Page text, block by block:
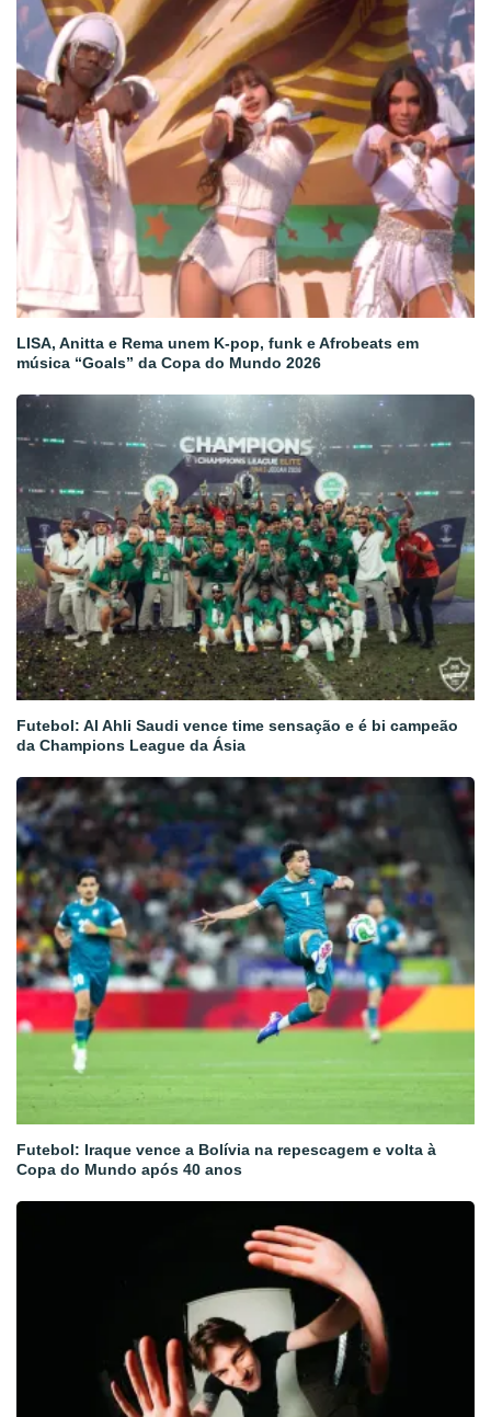
LISA, Anitta e Rema unem K-pop, funk e Afrobeats em
música “Goals” da Copa do Mundo 2026
Futebol: Al Ahli Saudi vence time sensação e é bi campeão
da Champions League da Ásia
Futebol: Iraque vence a Bolívia na repescagem e volta à
Copa do Mundo após 40 anos